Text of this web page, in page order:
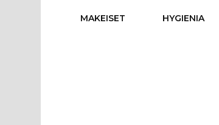
MAKEISET HYGIENIA